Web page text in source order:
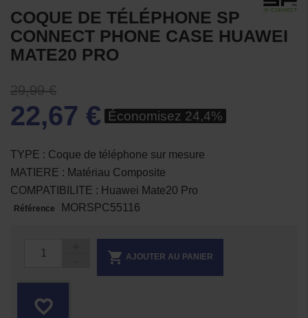
COQUE DE TÉLÉPHONE SP
CONNECT PHONE CASE HUAWEI
MATE20 PRO
29,99 €
22,67 € Économisez 24,4%
TYPE : Coque de téléphone sur mesure
MATIERE : Matériau Composite
COMPATIBILITE : Huawei Mate20 Pro
Référence MORSPC55116
 AJOUTER AU PANIER
favorite_border